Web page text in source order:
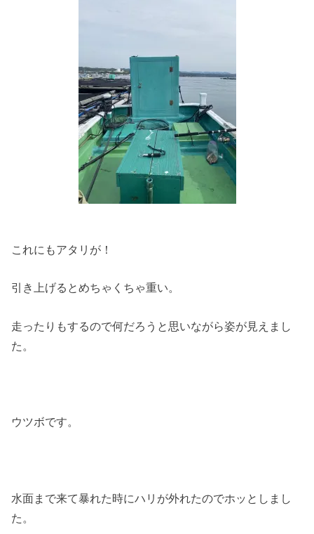
これにもアタリが！
引き上げるとめちゃくちゃ重い。
走ったりもするので何だろうと思いながら姿が見えまし
た。
ウツボです。
水面まで来て暴れた時にハリが外れたのでホッとしまし
た。